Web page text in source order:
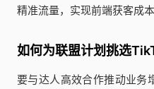
精准流量，实现前端获客成本
如何为联盟计划挑选
要与达人高效合作推动业务